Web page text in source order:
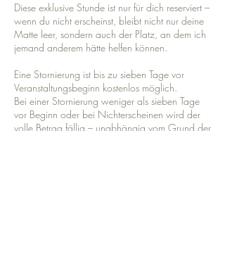
Diese exklusive Stunde ist nur für dich reserviert –
wenn du nicht erscheinst, bleibt nicht nur deine
Matte leer, sondern auch der Platz, an dem ich
jemand anderem hätte helfen können.
Eine Stornierung ist bis zu sieben Tage vor
Veranstaltungsbeginn kostenlos möglich.
Bei einer Stornierung weniger als sieben Tage
vor Beginn oder bei Nichterscheinen wird der
volle Betrag fällig – unabhängig vom Grund der